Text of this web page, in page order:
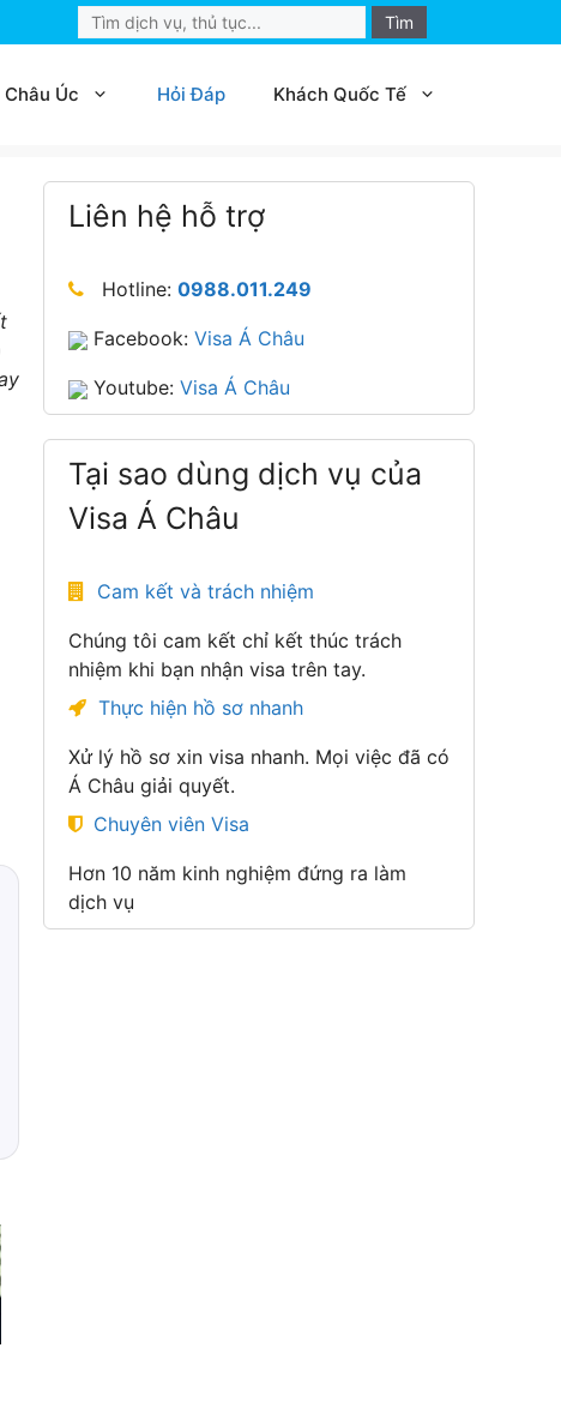
Search
for:
Úc Hỏi Đáp Khách Quốc Tế
Liên hệ hỗ trợ
Hotline: 0988.011.249
Facebook: Visa Á Châu
Youtube: Visa Á Châu
Tại sao dùng dịch vụ của
Visa Á Châu
Cam kết và trách nhiệm
Chúng tôi cam kết chỉ kết thúc trách
nhiệm khi bạn nhận visa trên tay.
Thực hiện hồ sơ nhanh
Xử lý hồ sơ xin visa nhanh. Mọi việc đã có
Á Châu giải quyết.
Chuyên viên Visa
Hơn 10 năm kinh nghiệm đứng ra làm
dịch vụ